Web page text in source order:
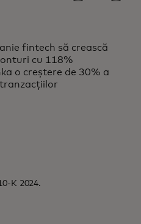
mai noi
despre IA
fintech să crească
cu 118%
o creștere de 30% a
K 2024.